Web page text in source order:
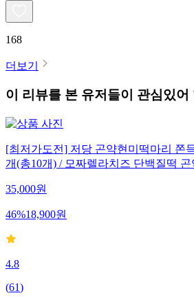
168
더보기
이 리뷰를 본 유저들이 관심있어
[최저가도전] 저당 곤약현미떡마리 쫀
개(총10개) / 모짜렐라치즈 단백질떡 곤
35,000원
46%18,900원
4.8
(61)